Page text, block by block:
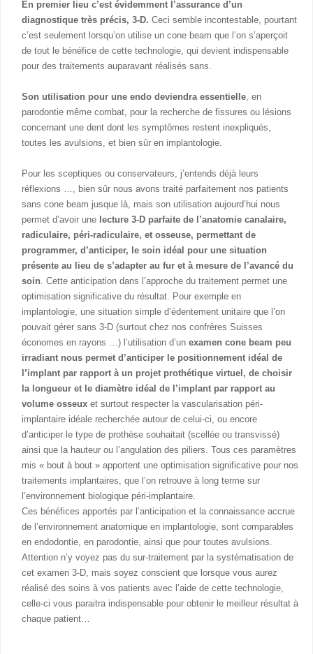
En premier lieu c’est évidemment l’assurance d’un
diagnostique très précis, 3-D. Ceci semble incontestable, pourtant
c’est seulement lorsqu’on utilise un cone beam que l’on s’aperçoit
de tout le bénéfice de cette technologie, qui devient indispensable
pour des traitements auparavant réalisés sans.
Son utilisation pour une endo deviendra essentielle , en
parodontie même combat, pour la recherche de fissures ou lésions
concernant une dent dont les symptômes restent inexpliqués,
toutes les avulsions, et bien sûr en implantologie.
Pour les sceptiques ou conservateurs, j’entends déjà leurs
réflexions …, bien sûr nous avons traité parfaitement nos patients
sans cone beam jusque là, mais son utilisation aujourd’hui nous
permet d’avoir une lecture 3-D parfaite de l’anatomie canalaire,
radiculaire, péri-radiculaire, et osseuse, permettant de
programmer, d’anticiper, le soin idéal pour une situation
présente au lieu de s’adapter au fur et à mesure de l’avancé du
soin . Cette anticipation dans l’approche du traitement permet une
optimisation significative du résultat. Pour exemple en
implantologie, une situation simple d’édentement unitaire que l’on
pouvait gérer sans 3-D (surtout chez nos confrères Suisses
économes en rayons …) l’utilisation d’un examen cone beam peu
irradiant nous permet d’anticiper le positionnement idéal de
l’implant par rapport à un projet prothétique virtuel, de choisir
la longueur et le diamètre idéal de l’implant par rapport au
volume osseux et surtout respecter la vascularisation péri-
implantaire idéale recherchée autour de celui-ci, ou encore
d’anticiper le type de prothèse souhaitait (scellée ou transvissé)
ainsi que la hauteur ou l’angulation des piliers. Tous ces paramètres
mis « bout à bout » apportent une optimisation significative pour nos
traitements implantaires, que l’on retrouve à long terme sur
l’environnement biologique péri-implantaire.
Ces bénéfices apportés par l’anticipation et la connaissance accrue
de l’environnement anatomique en implantologie, sont comparables
en endodontie, en parodontie, ainsi que pour toutes avulsions.
Attention n’y voyez pas du sur-traitement par la systématisation de
cet examen 3-D, mais soyez conscient que lorsque vous aurez
réalisé des soins à vos patients avec l’aide de cette technologie,
celle-ci vous paraitra indispensable pour obtenir le meilleur résultat à
chaque patient…